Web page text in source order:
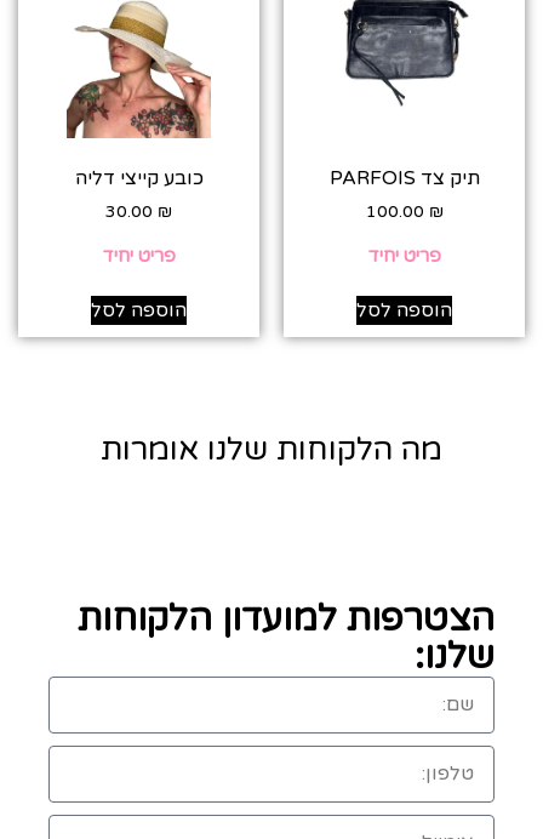
תיק צד PARFOIS
100.00 ₪
פריט יחיד
הוספה לסל
כובע קייצי דליה
30.00 ₪
פריט יחיד
הוספה לסל
מה הלקוחות שלנו אומרות
הצטרפות למועדון הלקוחות
שלנו: